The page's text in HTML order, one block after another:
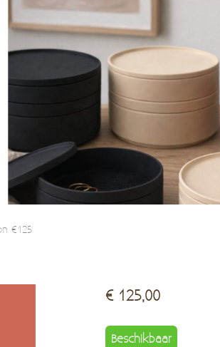
€125
€ 125,00
Beschikbaar